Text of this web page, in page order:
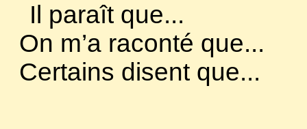
Il paraît que...
On m’a raconté que...
Certains disent que...